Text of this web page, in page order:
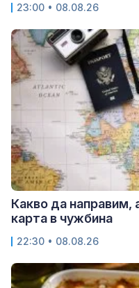
23:00 • 08.08.26
Какво да направим,
карта в чужбина
22:30 • 08.08.26